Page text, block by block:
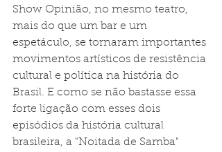
Show Opinião, no mesmo teatro,
mais do que um bar e um
espetáculo, se tornaram importantes
movimentos artísticos de resistência
cultural e política na história do
Brasil. E como se não bastasse essa
forte ligação com esses dois
episódios da história cultural
brasileira, a "Noitada de Samba"